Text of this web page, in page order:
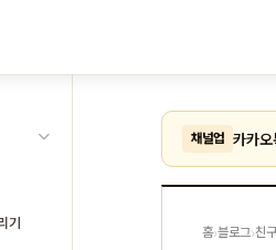
기
채널업 카카
홈›블로그›친